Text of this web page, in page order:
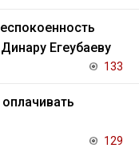
Егеубаеву
133
129